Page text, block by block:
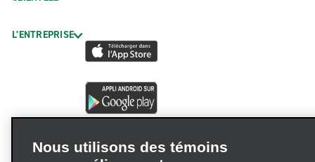
L’ENTREPRISE
Nous utilisons des témoins